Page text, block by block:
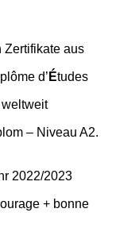
Zertifikate aus
d’ Études
– Niveau A2.
2022/2023
+ bonne